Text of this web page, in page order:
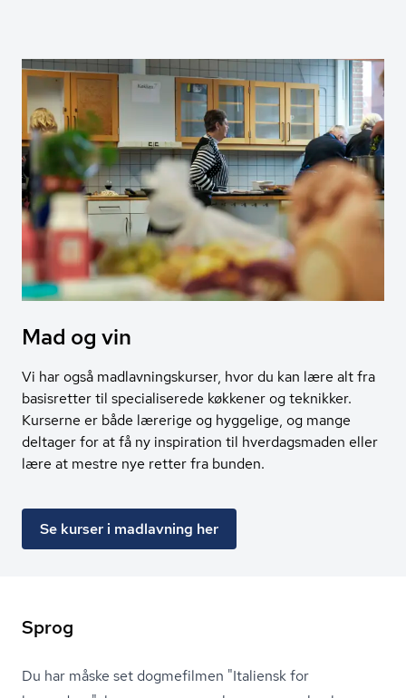
Mad og vin
Vi har også madlavningskurser, hvor du kan lære alt fra
basisretter til specialiserede køkkener og teknikker.
Kurserne er både lærerige og hyggelige, og mange
deltager for at få ny inspiration til hverdagsmaden eller
lære at mestre nye retter fra bunden.
Se kurser i madlavning her
Sprog
Du har måske set dogmefilmen "Italiensk for